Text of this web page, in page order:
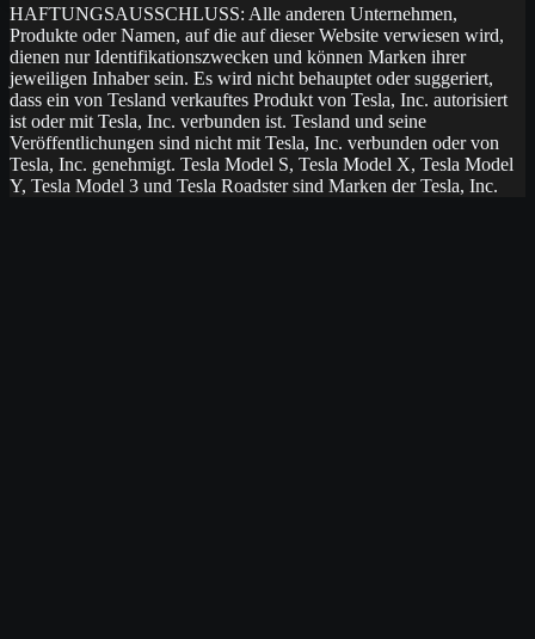
HAFTUNGSAUSSCHLUSS: Alle anderen Unternehmen,
Produkte oder Namen, auf die auf dieser Website verwiesen wird,
dienen nur Identifikationszwecken und können Marken ihrer
jeweiligen Inhaber sein. Es wird nicht behauptet oder suggeriert,
dass ein von Tesland verkauftes Produkt von Tesla, Inc. autorisiert
ist oder mit Tesla, Inc. verbunden ist. Tesland und seine
Veröffentlichungen sind nicht mit Tesla, Inc. verbunden oder von
Tesla, Inc. genehmigt. Tesla Model S, Tesla Model X, Tesla Model
Y, Tesla Model 3 und Tesla Roadster sind Marken der Tesla, Inc.